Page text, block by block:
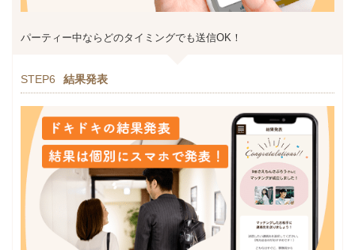
パーティー中ならどのタイミングでも送信OK！
STEP6 結果発表